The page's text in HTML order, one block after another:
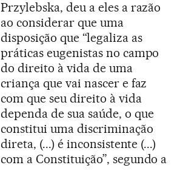
Przylebska, deu a eles a razão
ao considerar que uma
disposição que “legaliza as
práticas eugenistas no campo
do direito à vida de uma
criança que vai nascer e faz
com que seu direito à vida
dependa de sua saúde, o que
constitui uma discriminação
direta, (...) é inconsistente (...)
com a Constituição”, segundo a